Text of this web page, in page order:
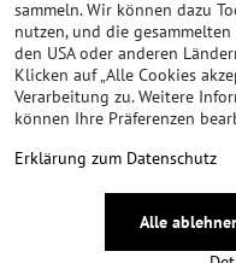
©
sammeln. Wir können dazu
nutzen, und die
den USA oder anderen
Klicken auf „Alle Cookies
Verarbeitung zu. Weitere
können Ihre Präferenzen
Erklärung zum Datenschutz
Alle